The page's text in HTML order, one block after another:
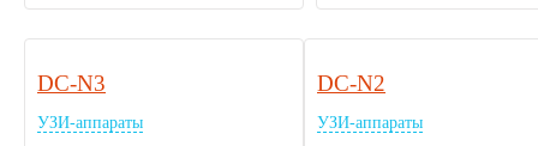
DC-N3
УЗИ-аппараты
DC-N2
УЗИ-аппараты